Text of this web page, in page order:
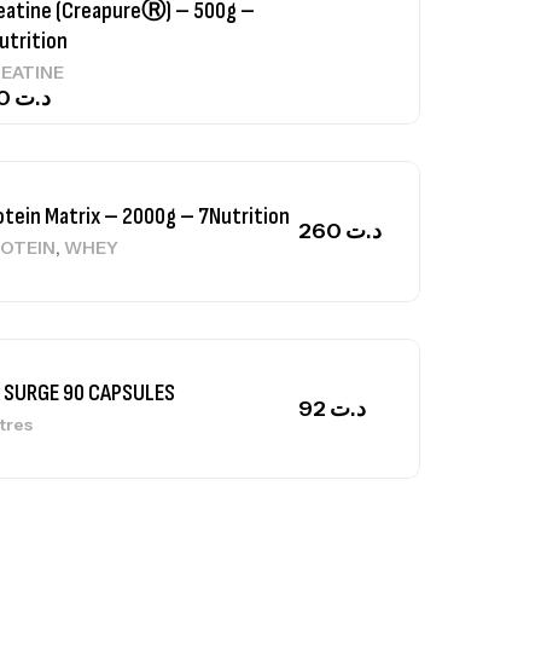
Matrix – 2000g – 7Nutrition
90 CAPSULES
Creatine CREAPURE – 306 Gr –
USA